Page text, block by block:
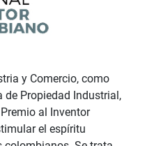
y Comercio, como
Propiedad Industrial,
al Inventor
el espíritu